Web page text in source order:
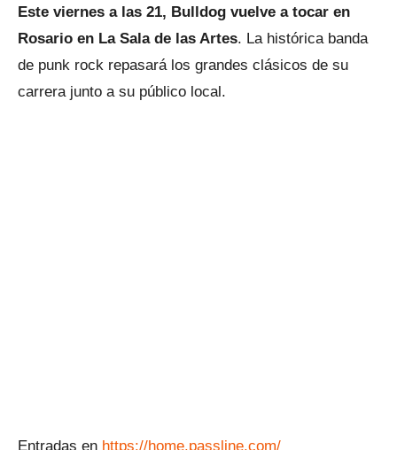
Este viernes a las 21, Bulldog vuelve a tocar en
Rosario en La Sala de las Artes. La histórica banda
de punk rock repasará los grandes clásicos de su
carrera junto a su público local.
Entradas en https://home.passline.com/